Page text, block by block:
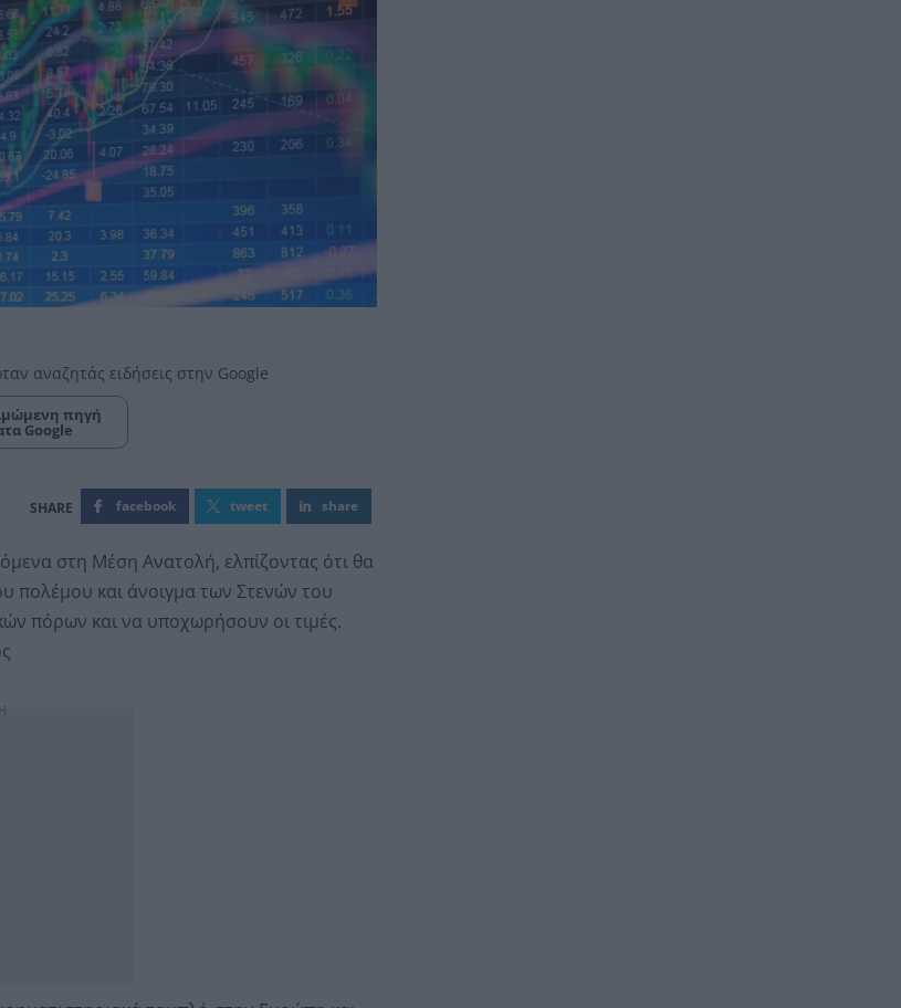
αναζητάς ειδήσεις στην Google
πηγή
Google
facebook tweet share
στη Μέση Ανατολή, ελπίζοντας ότι θα
πολέμου και άνοιγμα των Στενών του
πόρων και να υποχωρήσουν οι τιμές.